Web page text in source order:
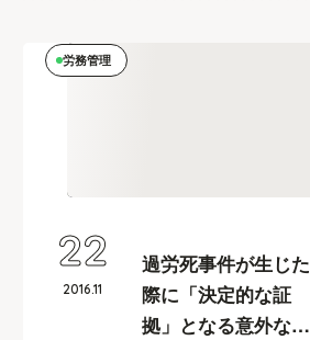
労務管理
過労死事件が生じた
際に「決定的な証
拠」となる意外なモ
2016.11
22